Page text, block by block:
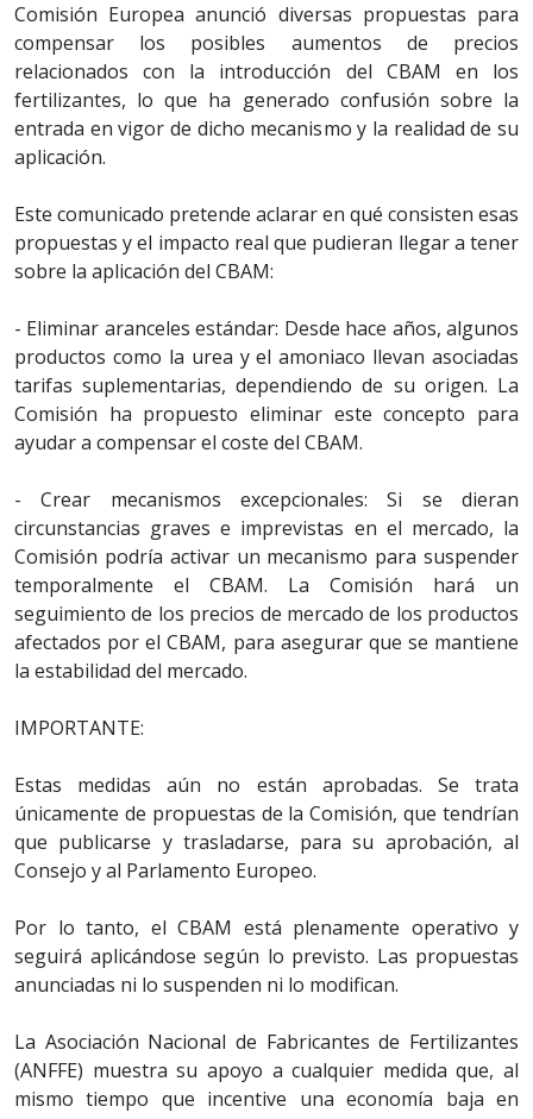
Comisión Europea anunció diversas propuestas para
compensar los posibles aumentos de precios
relacionados con la introducción del CBAM en los
fertilizantes, lo que ha generado confusión sobre la
entrada en vigor de dicho mecanismo y la realidad de su
aplicación.
Este comunicado pretende aclarar en qué consisten esas
propuestas y el impacto real que pudieran llegar a tener
sobre la aplicación del CBAM:
- Eliminar aranceles estándar: Desde hace años, algunos
productos como la urea y el amoniaco llevan asociadas
tarifas suplementarias, dependiendo de su origen. La
Comisión ha propuesto eliminar este concepto para
ayudar a compensar el coste del CBAM.
- Crear mecanismos excepcionales: Si se dieran
circunstancias graves e imprevistas en el mercado, la
Comisión podría activar un mecanismo para suspender
temporalmente el CBAM. La Comisión hará un
seguimiento de los precios de mercado de los productos
afectados por el CBAM, para asegurar que se mantiene
la estabilidad del mercado.
IMPORTANTE:
Estas medidas aún no están aprobadas. Se trata
únicamente de propuestas de la Comisión, que tendrían
que publicarse y trasladarse, para su aprobación, al
Consejo y al Parlamento Europeo.
Por lo tanto, el CBAM está plenamente operativo y
seguirá aplicándose según lo previsto. Las propuestas
anunciadas ni lo suspenden ni lo modifican.
La Asociación Nacional de Fabricantes de Fertilizantes
(ANFFE) muestra su apoyo a cualquier medida que, al
mismo tiempo que incentive una economía baja en